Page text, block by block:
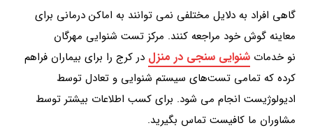
گاهی افراد به دلایل مختلفی نمی توانند به اماکن درمانی برای
معاینه گوش خود مراجعه کنند. مرکز تست شنوایی مهرگان
نو خدمات شنوایی سنجی در منزل در کرج را برای بیماران فراهم
کرده که تمامی تست‌های سیستم شنوایی و تعادل توسط
ادیولوژیست انجام می شود. برای کسب اطلاعات بیشتر توسط
مشاوران ما کافیست تماس بگیرید.